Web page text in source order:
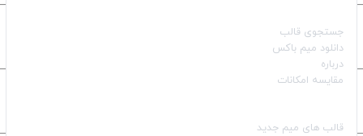
جستجوی قالب
دانلود میم باکس
درباره
مقایسه امکانات
قالب‌ های میم جدید